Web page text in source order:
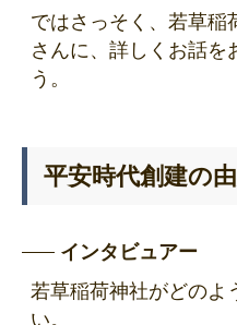
ではさっそく、若草稲
さんに、詳しくお話を
う。
平安時代創建の
インタビュアー
若草稲荷神社がどのよ
い。